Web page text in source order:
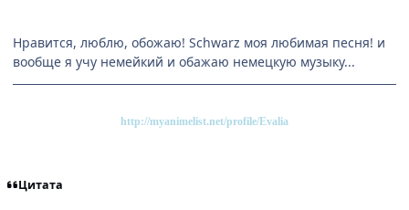
Нравится, люблю, обожаю! Schwarz моя любимая песня! и
вообще я учу немейкий и обажаю немецкую музыку...
http://myanimelist.net/profile/Evalia
Цитата